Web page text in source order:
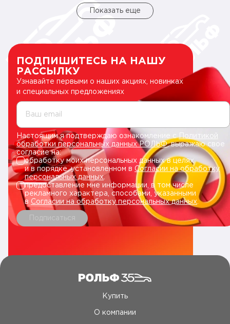
Показать еще
ПОДПИШИТЕСЬ НА НАШУ
РАССЫЛКУ
Узнавайте первыми о наших акциях, новинках
и специальных предложениях
Ваш email
Настоящим я подтверждаю ознакомление сПолитикой
обработки персональных данных РОЛЬФ, выражаю свое
согласие на:
обработку моих персональных данных в целях
и в порядке, установленном в Согласии на обработку
персональных данных.
предоставление мне информации, в том числе
рекламного характера, способами, указанными
в Согласии на обработку персональных данных
Подписаться
Купить
О компании